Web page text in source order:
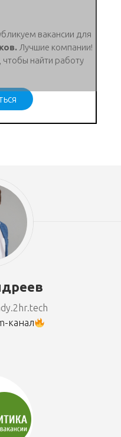
вакансии для
Лучшие компании!
чтобы найти работу
канал